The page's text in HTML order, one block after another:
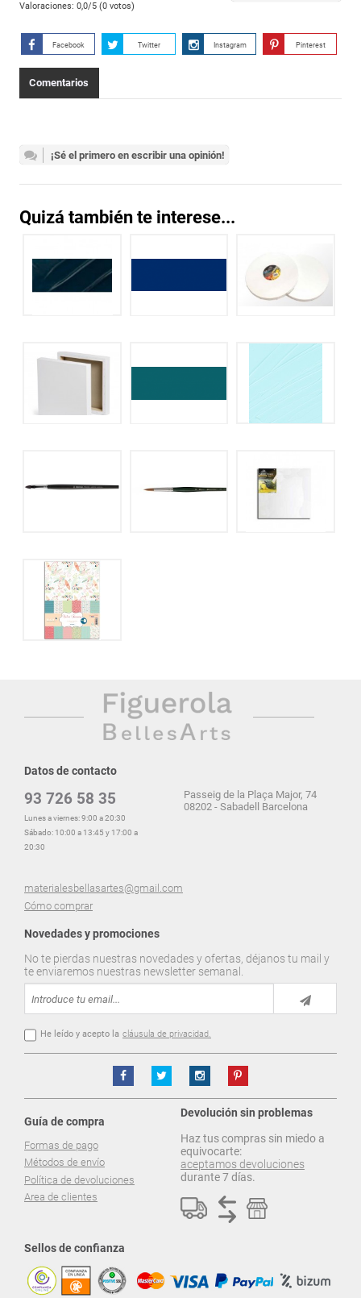
Valoraciones: 0,0/5 (0votos)
Facebook Twitter Instagram Pinterest
Comentarios
¡Sé el primero en escribir una opinión!
Quizá también te interese...
Datos de contacto
93 726 58 35
Lunes a viernes: 9:00 a 20:30
Sábado: 10:00 a 13:45 y 17:00 a
20:30
materialesbellasartes@gmail.com
Cómo comprar
Passeig de la Plaça Major, 74
08202 - Sabadell Barcelona
Novedades y promociones
No te pierdas nuestras novedades y ofertas, déjanos tu mail y
te enviaremos nuestras newsletter semanal.
He leído y acepto la cláusula de privacidad.
Guía de compra
Formas de pago
Métodos de envío
Política de devoluciones
Area de clientes
Devolución sin problemas
Haz tus compras sin miedo a
equivocarte:
aceptamos devoluciones
durante 7 días.
Sellos de confianza